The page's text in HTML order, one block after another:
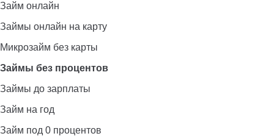
Займ онлайн
Займы онлайн на карту
Микрозайм без карты
Займы без процентов
Займы до зарплаты
Займ на год
Займ под 0 процентов